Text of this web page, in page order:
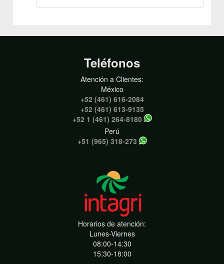
Teléfonos
Atención a Clientes:
México
+52 (461) 616-2084
+52 (461) 613-9135
+52 1 (461) 264-8180
Perú
+51 (965) 318-273
Horarios de atención:
Lunes-Viernes
08:00-14:30
15:30-18:00